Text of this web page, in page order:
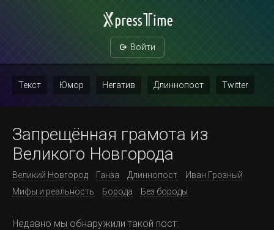
Войти
Текст Юмор Негатив Длиннопост Twitter
Повтор
Запрещённая грамота из
Великого Новгорода
Великий Новгород Ганза Длиннопост
Иван Грозный
Мифы и реальность
Борода Без бороды
Недавно мы обнаружили такой пост: